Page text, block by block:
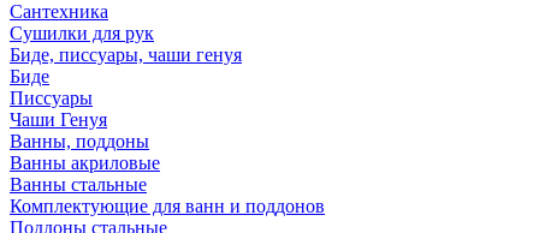
Сантехника
Сушилки для рук
Биде, писсуары, чаши генуя
Биде
Писсуары
Чаши Генуя
Ванны, поддоны
Ванны акриловые
Ванны стальные
Комплектующие для ванн и поддонов
Поддоны стальные